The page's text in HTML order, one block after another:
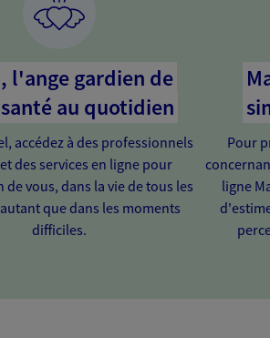
l'ange gardien de
au quotidien
accédez à des professionnels
des services en ligne pour
vous, dans la vie de tous les
que dans les moments
difficiles.
Pour
ligne